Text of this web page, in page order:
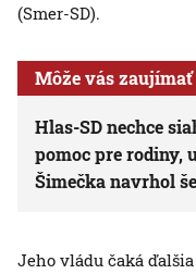
(Smer-SD).
Môže vás zaujímať
Hlas-SD nechce
pomoc pre rodiny,
Šimečka navrhol
Jeho vládu čaká